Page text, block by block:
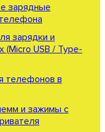
зарядные
зарядки и
(Micro USB / Type-
телефонов в
и зажимы с